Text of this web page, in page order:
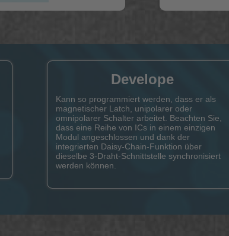
Develope
Kann so programmiert werden, dass er als
magnetischer Latch, unipolarer oder
omnipolarer Schalter arbeitet. Beachten Sie,
dass eine Reihe von ICs in einem einzigen
Modul angeschlossen und dank der
integrierten Daisy-Chain-Funktion über
dieselbe 3-Draht-Schnittstelle synchronisiert
werden können.